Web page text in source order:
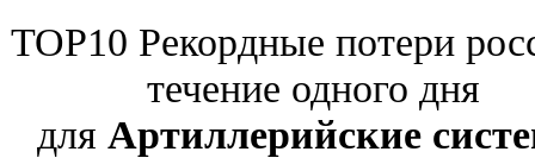
TOP10 Рекордные потери
течение одного дня
для Артиллерийские